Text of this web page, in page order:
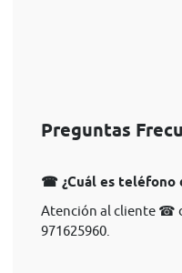
Preguntas
☎ ¿Cuál es teléfono
Atención al cliente ☎
971625960.